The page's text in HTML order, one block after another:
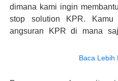
dimana kami ingin
stop solution KPR. Kamu
angsuran KPR di mana
konsultasi mengenai KPR,
Baca Lebih